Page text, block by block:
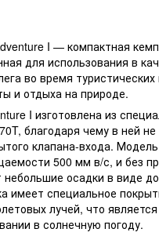
I — компактная
для использования в
во время туристических
и отдыха на природе.
I изготовлена из
благодаря чему в ней
клапана-входа.
500 мм в/с, и без
осадки в виде
имеет специальное
лучей, что
в солнечную погоду.